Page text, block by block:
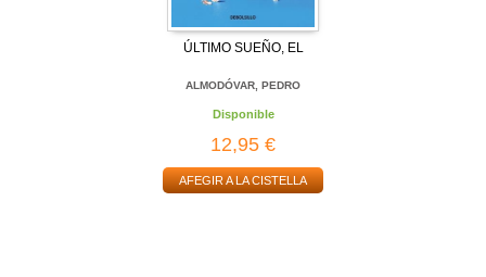
ÚLTIMO SUEÑO, EL
ALMODÓVAR, PEDRO
Disponible
12,95 €
AFEGIR A LA CISTELLA